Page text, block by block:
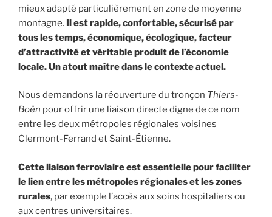
mieux adapté particulièrement en zone de moyenne
montagne. Il est rapide, confortable, sécurisé par
tous les temps, économique, écologique, facteur
d’attractivité et véritable produit de l’économie
locale. Un atout maître dans le contexte actuel.
Nous demandons la réouverture du tronçon Thiers-
Boën pour offrir une liaison directe digne de ce nom
entre les deux métropoles régionales voisines
Clermont-Ferrand et Saint-Étienne.
Cette liaison ferroviaire est essentielle pour faciliter
le lien entre les métropoles régionales et les zones
rurales, par exemple l’accès aux soins hospitaliers ou
aux centres universitaires.